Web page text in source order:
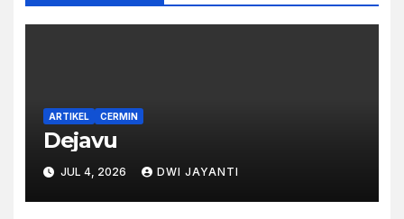
ARTIKEL CERMIN
Dejavu
JUL 4, 2026 DWI JAYANTI